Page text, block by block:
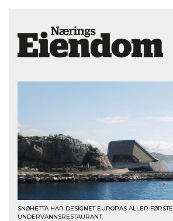
SNØHETTA HAR DESIGNET EUROPAS ALLER FØRSTE
UNDERVANNSRESTAURANT.